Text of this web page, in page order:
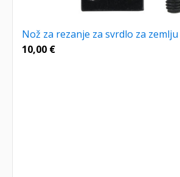
Nož za rezanje za svrdlo za
10,00 €